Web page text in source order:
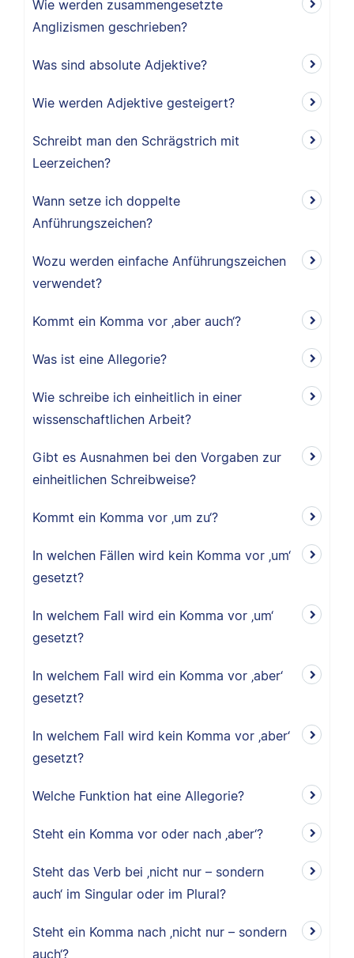
Wie werden zusammengesetzte
Anglizismen geschrieben?
Was sind absolute Adjektive?
Wie werden Adjektive gesteigert?
Schreibt man den Schrägstrich mit
Leerzeichen?
Wann setze ich doppelte
Anführungszeichen?
Wozu werden einfache Anführungszeichen
verwendet?
Kommt ein Komma vor ‚aber auch‘?
Was ist eine Allegorie?
Wie schreibe ich einheitlich in einer
wissenschaftlichen Arbeit?
Gibt es Ausnahmen bei den Vorgaben zur
einheitlichen Schreibweise?
Kommt ein Komma vor ‚um zu‘?
In welchen Fällen wird kein Komma vor ‚um‘
gesetzt?
In welchem Fall wird ein Komma vor ‚um‘
gesetzt?
In welchem Fall wird ein Komma vor ‚aber‘
gesetzt?
In welchem Fall wird kein Komma vor ‚aber‘
gesetzt?
Welche Funktion hat eine Allegorie?
Steht ein Komma vor oder nach ‚aber‘?
Steht das Verb bei ‚nicht nur – sondern
auch‘ im Singular oder im Plural?
Steht ein Komma nach ‚nicht nur – sondern
auch‘?